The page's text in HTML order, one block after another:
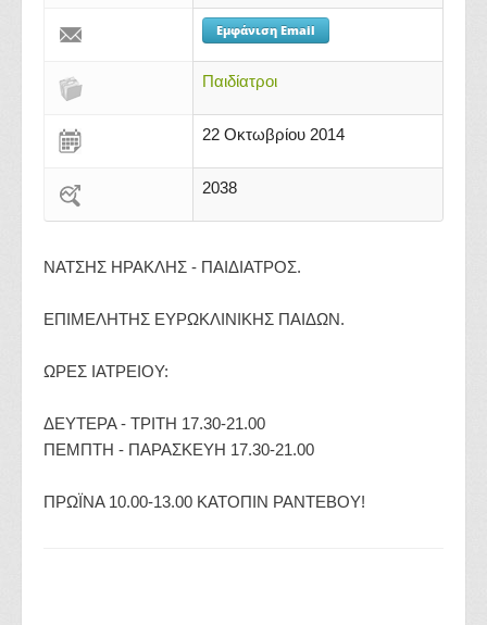
Εμφάνιση Email
Παιδίατροι
22 Οκτωβρίου 2014
2038
ΝΑΤΣΗΣ ΗΡΑΚΛΗΣ - ΠΑΙΔΙΑΤΡΟΣ.
ΕΠΙΜΕΛΗΤΗΣ ΕΥΡΩΚΛΙΝΙΚΗΣ ΠΑΙΔΩΝ.
ΩΡΕΣ ΙΑΤΡΕΙΟΥ:
ΔΕΥΤΕΡΑ - ΤΡΙΤΗ 17.30-21.00
ΠΕΜΠΤΗ - ΠΑΡΑΣΚΕΥΗ 17.30-21.00
ΠΡΩΪΝΑ 10.00-13.00 ΚΑΤΟΠΙΝ ΡΑΝΤΕΒΟΥ!